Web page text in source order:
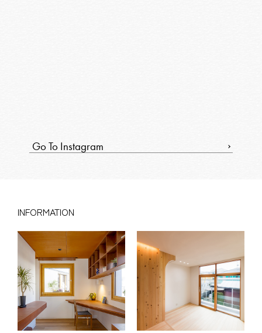
Go To Instagram
INFORMATION